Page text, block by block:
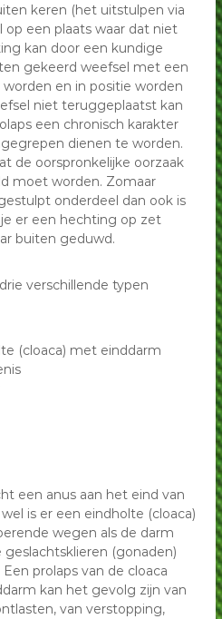
g
r
o
e
p
G
r
o
e
n
e
a
l
g
o
e
p
G
r
o
n
e
L
e
n
keren (het uitstulpen via
op een plaats waar dat niet
kan door een kundige
gekeerd weefsel met een
en in positie worden
niet teruggeplaatst kan
een chronisch karakter
dienen te worden.
de oorspronkelijke oorzaak
moet worden. Zomaar
onderdeel dan ook is
er een hechting op zet
buiten geduwd.
verschillende typen
(cloaca) met einddarm
een anus aan het eind van
is er een eindholte (cloaca)
wegen als de darm
(gonaden)
prolaps van de cloaca
kan het gevolg zijn van
van verstopping,